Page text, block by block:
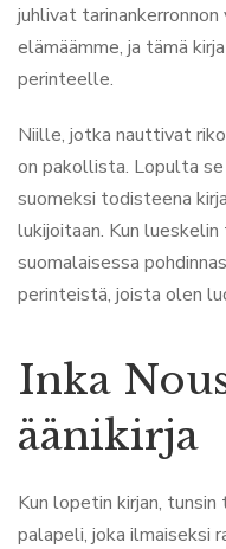
juhlivat
elämäämme, ja tämä
perinteelle.
Niille, jotka nauttivat
on pakollista. Lopulta
suomeksi todisteena
lukijoitaan. Kun lueskelin
suomalaisessa
perinteistä, joista olen
Inka
äänikirja
Kun lopetin kirjan,
palapeli, joka ilmaiseksi